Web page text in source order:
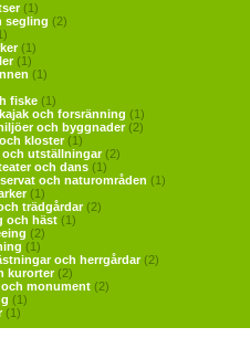
(1)
segling (2)
(1)
(1)
(1)
fiske (1)
och forsränning (1)
och byggnader(2)
kloster(1)
och utställningar(2)
och dans (1)
och naturområden (1)
(1)
trädgårdar(2)
och häst (1)
(2)
(1)
och herrgårdar(2)
kurorter(2)
och monument (2)
(1)
(1)